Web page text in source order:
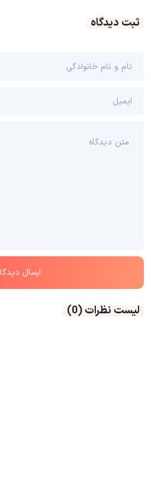
ثبت دیدگاه
لیست نظرات(0)